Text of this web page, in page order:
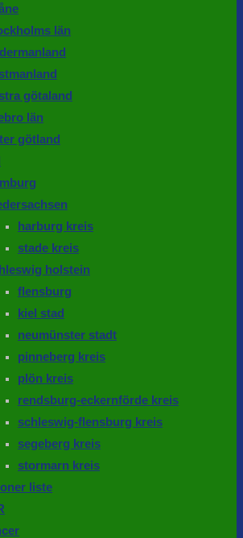
län
götaland
län
götland
harburg kreis
stade kreis
holstein
flensburg
kiel stad
neumünster stadt
pinneberg kreis
plön kreis
rendsburg-eckernförde kreis
schleswig-flensburg kreis
segeberg kreis
stormarn kreis
liste